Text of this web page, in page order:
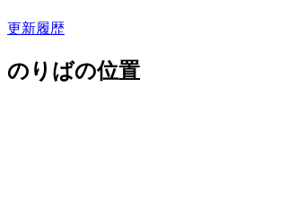
更新履歴
のりばの位置